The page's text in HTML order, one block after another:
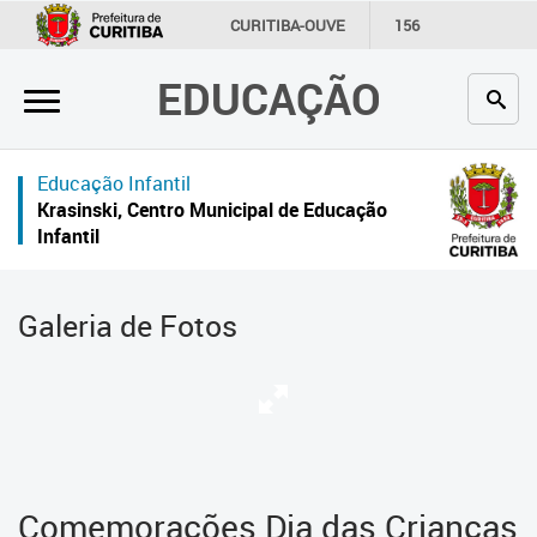
CURITIBA-OUVE 156
INFORMAÇÃO SECRETARIAS
EDUCAÇÃO
×
Inicial
Secretaria
Profissionais da educação
Comunidade
Educação Infantil
Krasinski, Centro Municipal de Educação
Infantil
Galeria de Fotos
Comemorações Dia das Crianças